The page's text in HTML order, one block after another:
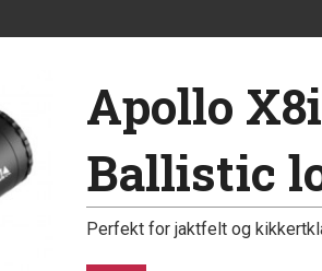
Apollo
Ballistic
Perfekt for jaktfelt og